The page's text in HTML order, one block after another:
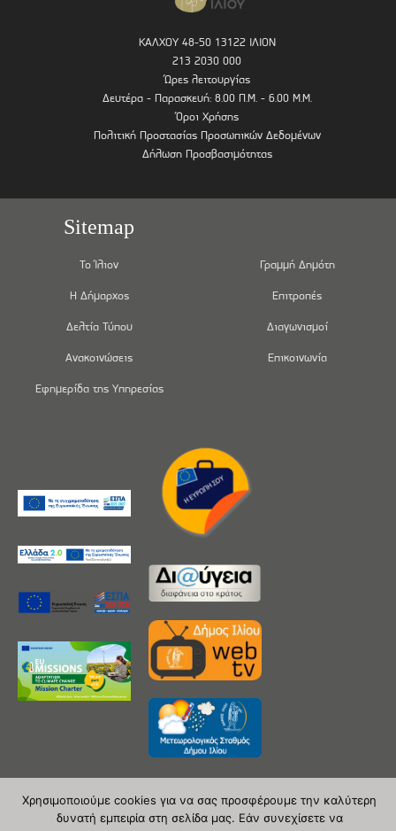
ΚΑΛΧΟΥ 48-50 13122 ΙΛΙΟΝ
213 2030 000
Ώρες λειτουργίας
Δευτέρα - Παρασκευή: 8.00 Π.Μ. - 6.00 Μ.Μ.
Όροι Χρήσης
Πολιτική Προστασίας Προσωπικών Δεδομένων
Δήλωση Προσβασιμότητας
Sitemap
Το Ίλιον
Η Δήμαρχος
Δελτία Τύπου
Ανακοινώσεις
Εφημερίδα της Υπηρεσίας
Γραμμή Δημότη
Επιτροπές
Διαγωνισμοί
Επικοινωνία
Χρησιμοποιούμε cookies για να σας προσφέρουμε την καλύτερη
δυνατή εμπειρία στη σελίδα μας. Εάν συνεχίσετε να